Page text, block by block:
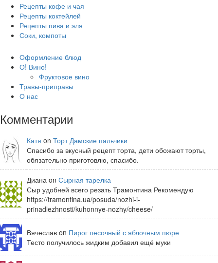
Рецепты кофе и чая
Рецепты коктейлей
Рецепты пива и эля
Соки, компоты
Оформление блюд
О! Вино!
Фруктовое вино
Травы-приправы
О нас
Комментарии
Катя on Торт Дамские пальчики
Спасибо за вкусный рецепт торта, дети обожают торты,
обязательно приготовлю, спасибо.
Диана on Сырная тарелка
Сыр удобней всего резать Трамонтина Рекомендую
https://tramontina.ua/posuda/nozhi-i-
prinadlezhnosti/kuhonnye-nozhy/cheese/
Вячеслав on Пирог песочный с яблочным пюре
Тесто получилось жидким добавил ещё муки